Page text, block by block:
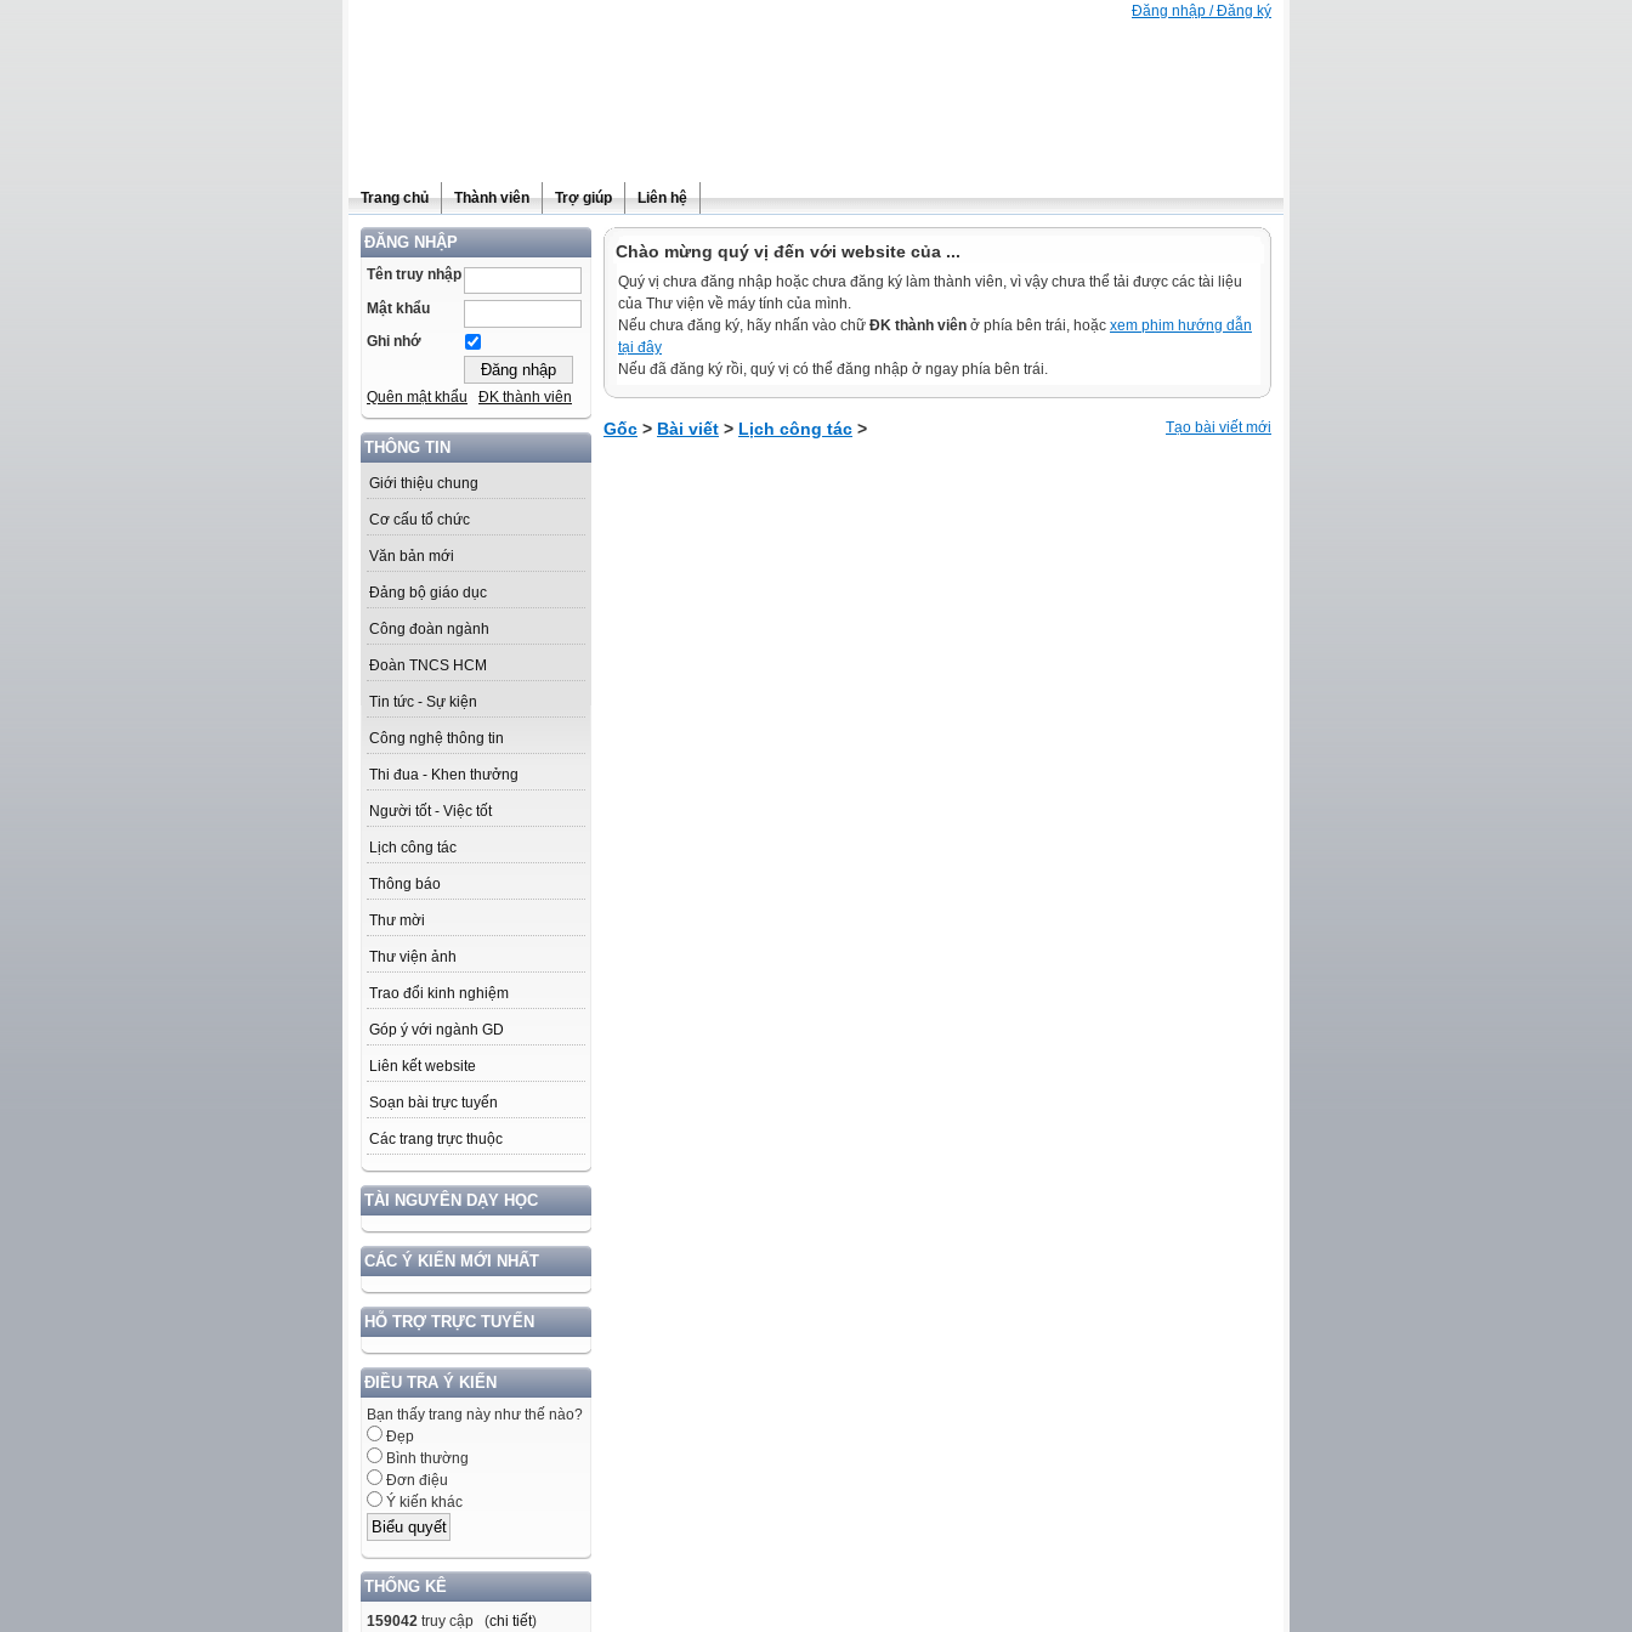
Đăng nhập / Đăng ký
Trang chủ Thành viên Trợ giúp Liên hệ
ĐĂNG NHẬP
Tên truy nhập
Mật khẩu
Ghi nhớ
Quên mật khẩu ĐK thành viên
THÔNG TIN
Giới thiệu chung
Cơ cấu tổ chức
Văn bản mới
Đảng bộ giáo dục
Công đoàn ngành
Đoàn TNCS HCM
Tin tức - Sự kiện
Công nghệ thông tin
Thi đua - Khen thưởng
Người tốt - Việc tốt
Lịch công tác
Thông báo
Thư mời
Thư viện ảnh
Trao đổi kinh nghiệm
Góp ý với ngành GD
Liên kết website
Soạn bài trực tuyến
Các trang trực thuộc
TÀI NGUYÊN DẠY HỌC
CÁC Ý KIẾN MỚI NHẤT
HỖ TRỢ TRỰC TUYẾN
ĐIỀU TRA Ý KIẾN
Bạn thấy trang này như thế nào?
Đẹp
Bình thường
Đơn điệu
Ý kiến khác
THỐNG KÊ
159042 truy cập (chi tiết)
Chào mừng quý vị đến với website của ...
Quý vị chưa đăng nhập hoặc chưa đăng ký làm thành viên, vì vậy chưa thể tải được các tài liệu
của Thư viện về máy tính của mình.
Nếu chưa đăng ký, hãy nhấn vào chữ ĐK thành viên ở phía bên trái, hoặc xem phim hướng dẫn
tại đây
Nếu đã đăng ký rồi, quý vị có thể đăng nhập ở ngay phía bên trái.
Gốc > Bài viết > Lịch công tác > Tạo bài viết mới